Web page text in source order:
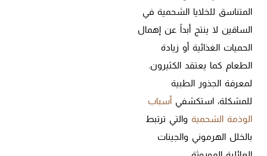
المتناسق للخلايا الشحمية في
الساقين لا ينتج أبداً عن إهمال
الحميات الغذائية أو زيادة
الطعام كما يعتقد الكثيرون.
لمعرفة الجذور الطبية
للمشكلة، استكشفي أسباب
الوذمة الشحمية والتي ترتبط
بالخلل الهرموني والجينات